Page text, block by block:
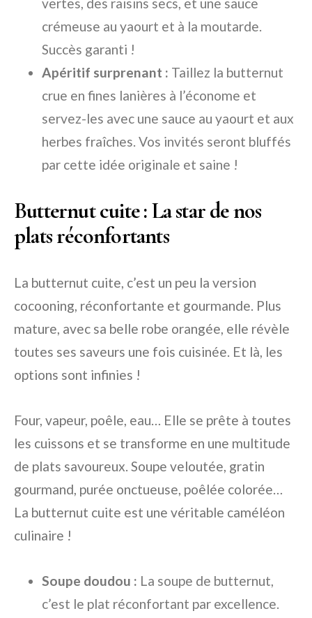
crémeuse au yaourt et à la moutarde.
Succès garanti !
Apéritif surprenant : Taillez la butternut
crue en fines lanières à l’économe et
servez-les avec une sauce au yaourt et aux
herbes fraîches. Vos invités seront bluffés
par cette idée originale et saine !
Butternut cuite : La star de nos
plats réconfortants
La butternut cuite, c’est un peu la version
cocooning, réconfortante et gourmande. Plus
mature, avec sa belle robe orangée, elle révèle
toutes ses saveurs une fois cuisinée. Et là, les
options sont infinies !
Four, vapeur, poêle, eau… Elle se prête à toutes
les cuissons et se transforme en une multitude
de plats savoureux. Soupe veloutée, gratin
gourmand, purée onctueuse, poêlée colorée…
La butternut cuite est une véritable caméléon
culinaire !
Soupe doudou : La soupe de butternut,
c’est le plat réconfortant par excellence.